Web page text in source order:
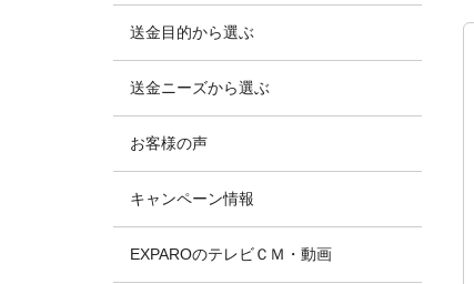
送金目的から選ぶ
送金ニーズから選ぶ
お客様の声
キャンペーン情報
EXPAROのテレビＣＭ・動画